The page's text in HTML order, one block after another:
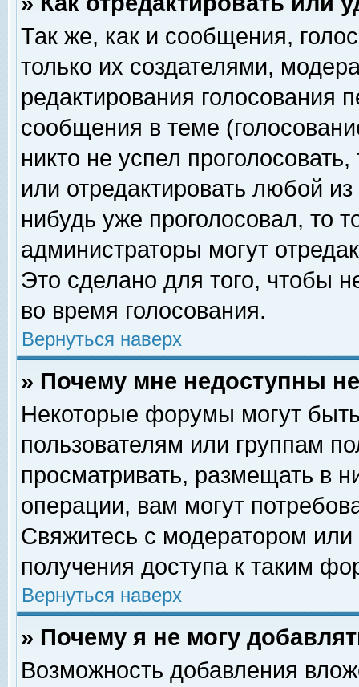
Так же, как и сообщения,
только их создателями,
редактирования голосования
сообщения в теме
никто не успел
или отредактировать любой
нибудь уже проголосовал, то
администраторы могут
Это сделано для того, чтобы
во время голосования.
Вернуться наверх
» Почему мне недоступны
Некоторые форумы могут
пользователям или группам
просматривать, размещать в
операции, вам могут
Свяжитесь с модератором
получения доступа к таким
Вернуться наверх
» Почему я не могу
Возможность добавления